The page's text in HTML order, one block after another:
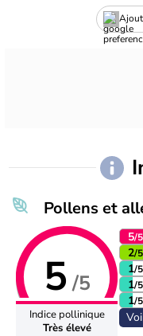
Pollens et
5 /5
Indice pollinique
Très élevé
5/5
2/5
1/5
1/5
1/5